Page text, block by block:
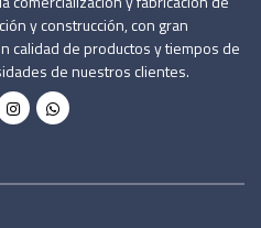
y construcción, con gran
calidad de productos y tiempos de
de nuestros clientes.